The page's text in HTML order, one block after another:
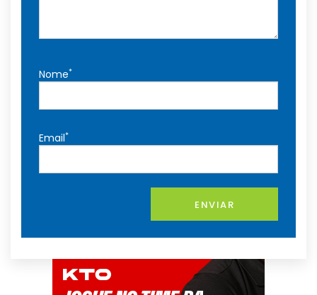
Nome*
Email*
ENVIAR